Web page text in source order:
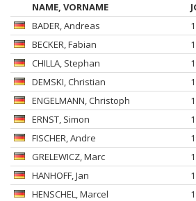
NAME, VORNAME
BADER, Andreas
BECKER, Fabian
CHILLA, Stephan
DEMSKI, Christian
ENGELMANN, Christoph
ERNST, Simon
FISCHER, Andre
GRELEWICZ, Marc
HANHOFF, Jan
HENSCHEL, Marcel